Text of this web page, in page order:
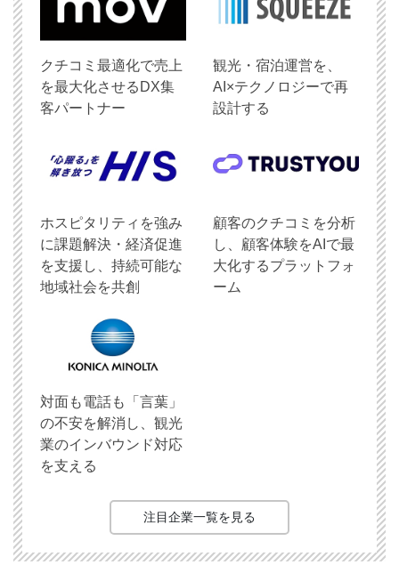
クチコミ最適化で売上
を最大化させるDX集
客パートナー
観光・宿泊運営を、
AI×テクノロジーで再
設計する
ホスピタリティを強み
に課題解決・経済促進
を支援し、持続可能な
地域社会を共創
顧客のクチコミを分析
し、顧客体験をAIで最
大化するプラットフォ
ーム
対面も電話も「言葉」
の不安を解消し、観光
業のインバウンド対応
を支える
注目企業一覧を見る